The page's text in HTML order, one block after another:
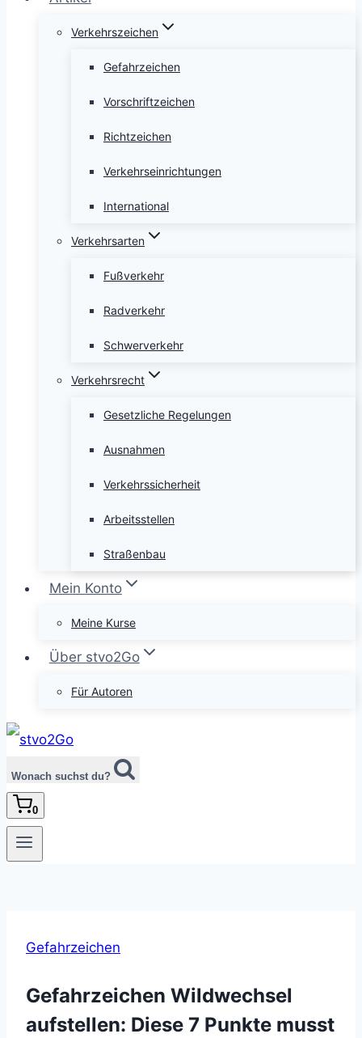
Verkehrszeichen
Gefahrzeichen
Vorschriftzeichen
Richtzeichen
Verkehrseinrichtungen
International
Verkehrsarten
Fußverkehr
Radverkehr
Schwerverkehr
Verkehrsrecht
Gesetzliche Regelungen
Ausnahmen
Verkehrssicherheit
Arbeitsstellen
Straßenbau
Mein Konto
Meine Kurse
Über stvo2Go
Für Autoren
Wonach suchst du?
0
Gefahrzeichen
Gefahrzeichen Wildwechsel
aufstellen: Diese 7 Punkte musst